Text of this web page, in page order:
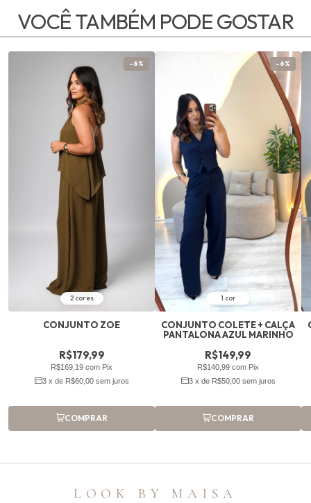
VOCÊ TAMBÉM PODE GOSTAR
-6%
2 cores
CONJUNTO ZOE
R$179,99
R$169,19 com Pix
3 x de R$60,00 sem juros
COMPRAR
-6%
1 cor
CONJUNTO COLETE + CALÇA
PANTALONA AZUL MARINHO
R$149,99
R$140,99 com Pix
3 x de R$50,00 sem juros
COMPRAR
LOOK BY MAISA